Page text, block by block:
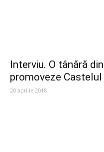
Interviu. O tânără
promoveze Castelul
20 aprilie 2018